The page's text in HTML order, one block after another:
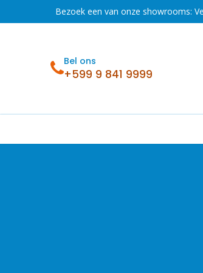
Overslaan naar inhoud
Bezoek een van onze showrooms:
Bel ons
+599 9 841 9999